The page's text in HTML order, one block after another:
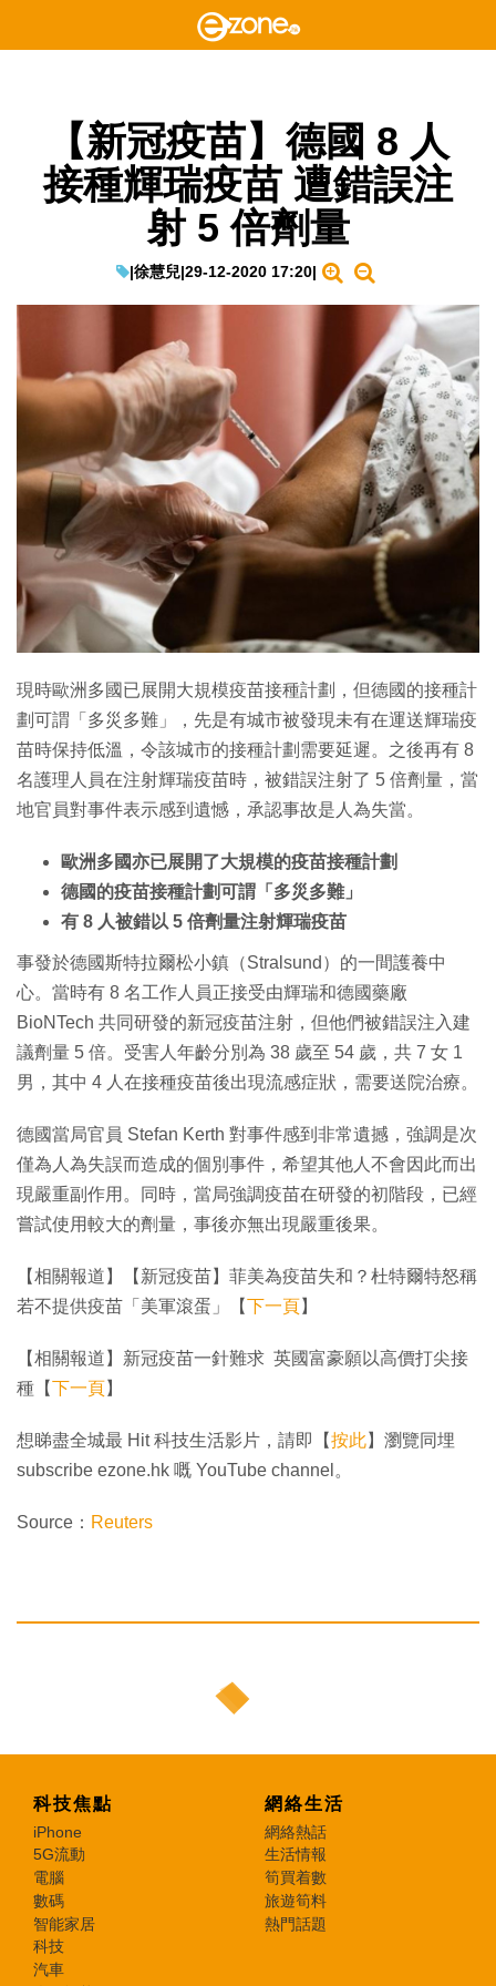
【新冠疫苗】德國 8 人
接種輝瑞疫苗 遭錯誤注
射 5 倍劑量
|徐慧兒|29-12-2020 17:20|
現時歐洲多國已展開大規模疫苗接種計劃，但德國的接種計
劃可謂「多災多難」，先是有城市被發現未有在運送輝瑞疫
苗時保持低溫，令該城市的接種計劃需要延遲。之後再有 8
名護理人員在注射輝瑞疫苗時，被錯誤注射了 5 倍劑量，當
地官員對事件表示感到遺憾，承認事故是人為失當。
歐洲多國亦已展開了大規模的疫苗接種計劃
德國的疫苗接種計劃可謂「多災多難」
有 8 人被錯以 5 倍劑量注射輝瑞疫苗
事發於德國斯特拉爾松小鎮（Stralsund）的一間護養中
心。當時有 8 名工作人員正接受由輝瑞和德國藥廠
BioNTech 共同研發的新冠疫苗注射，但他們被錯誤注入建
議劑量 5 倍。受害人年齡分別為 38 歲至 54 歲，共 7 女 1
男，其中 4 人在接種疫苗後出現流感症狀，需要送院治療。
德國當局官員 Stefan Kerth 對事件感到非常遺撼，強調是次
僅為人為失誤而造成的個別事件，希望其他人不會因此而出
現嚴重副作用。同時，當局強調疫苗在研發的初階段，已經
嘗試使用較大的劑量，事後亦無出現嚴重後果。
【相關報道】【新冠疫苗】菲美為疫苗失和？杜特爾特怒稱
若不提供疫苗「美軍滾蛋」【下一頁】
【相關報道】新冠疫苗一針難求 英國富豪願以高價打尖接
種【下一頁】
想睇盡全城最 Hit 科技生活影片，請即【按此】瀏覽同埋
subscribe ezone.hk 嘅 YouTube channel。
Source： Reuters
科技焦點
iPhone
5G流動
電腦
數碼
智能家居
科技
汽車
網絡生活
網絡熱話
生活情報
筍買着數
旅遊筍料
熱門話題